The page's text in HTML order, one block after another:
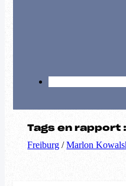
Tags en rapport :
Freiburg /Marlon